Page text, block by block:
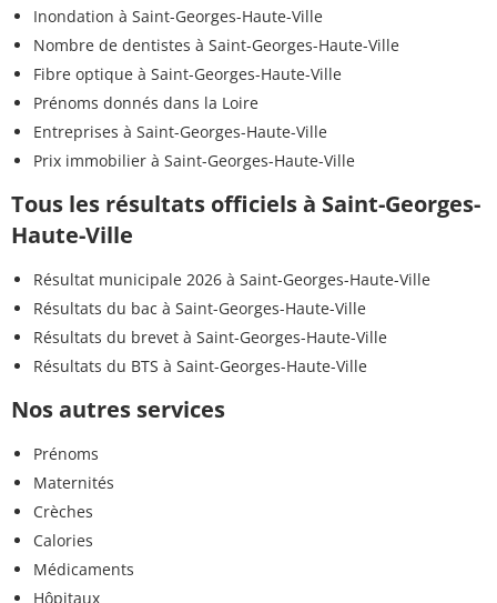
Inondation à Saint-Georges-Haute-Ville
Nombre de dentistes à Saint-Georges-Haute-Ville
Fibre optique à Saint-Georges-Haute-Ville
Prénoms donnés dans la Loire
Entreprises à Saint-Georges-Haute-Ville
Prix immobilier à Saint-Georges-Haute-Ville
Tous les résultats officiels à Saint-Georges-
Haute-Ville
Résultat municipale 2026 à Saint-Georges-Haute-Ville
Résultats du bac à Saint-Georges-Haute-Ville
Résultats du brevet à Saint-Georges-Haute-Ville
Résultats du BTS à Saint-Georges-Haute-Ville
Nos autres services
Prénoms
Maternités
Crèches
Calories
Médicaments
Hôpitaux